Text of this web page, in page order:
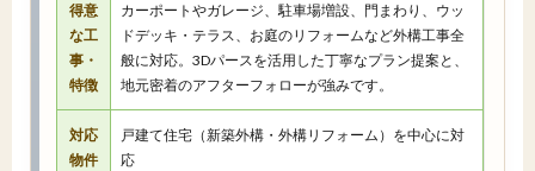
得意
な工
事・
特徴
カーポートやガレージ、駐車場増設、門まわり、ウッ
ドデッキ・テラス、お庭のリフォームなど外構工事全
般に対応。3Dパースを活用した丁寧なプラン提案と、
地元密着のアフターフォローが強みです。
対応
物件
戸建て住宅（新築外構・外構リフォーム）を中心に対
応